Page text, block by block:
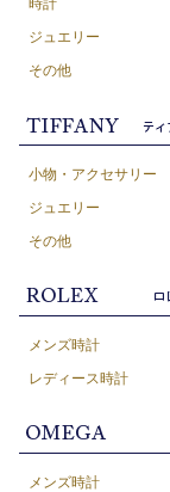
時計
ジュエリー
その他
小物・アクセサリー
ジュエリー
その他
メンズ時計
レディース時計
メンズ時計